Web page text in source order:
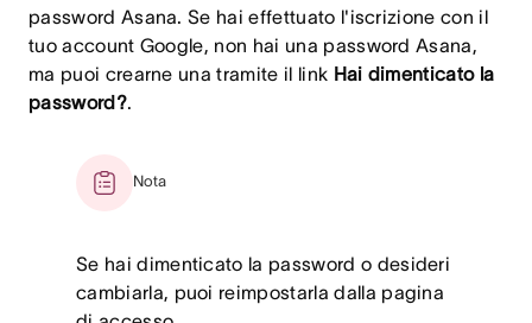
password Asana. Se hai effettuato l'iscrizione con il
tuo account Google, non hai una password Asana,
ma puoi crearne una tramite il link Hai dimenticato la
password?.
Nota
Se hai dimenticato la password o desideri
cambiarla, puoi reimpostarla dalla pagina